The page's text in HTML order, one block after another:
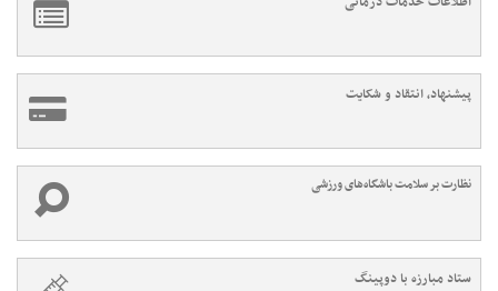
پیشنهاد، انتقاد و شکایت
نظارت بر سلامت باشگاه‌های ورزشی
ستاد مبارزه با دوپینگ